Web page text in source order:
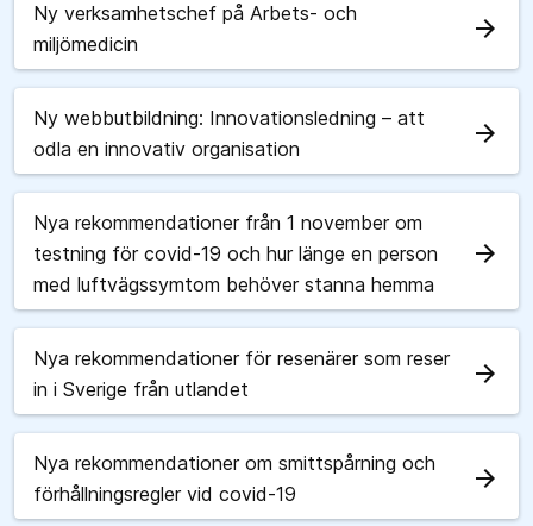
Ny verksamhetschef på Arbets- och
miljömedicin
arrow_forward
Ny webbutbildning: Innovationsledning – att
odla en innovativ organisation
arrow_forward
Nya rekommendationer från 1 november om
testning för covid-19 och hur länge en person
med luftvägssymtom behöver stanna hemma
arrow_forward
Nya rekommendationer för resenärer som reser
in i Sverige från utlandet
arrow_forward
Nya rekommendationer om smittspårning och
förhållningsregler vid covid-19
arrow_forward